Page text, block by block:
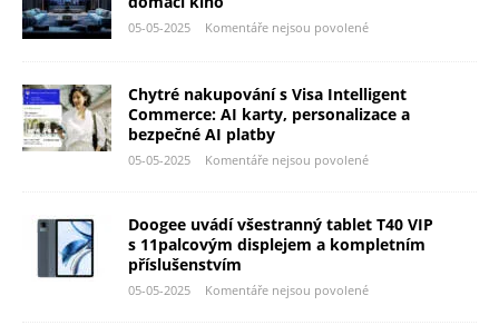
05-05-2025 Komentáře nejsou povolené
Chytré nakupování s Visa Intelligent
Commerce: AI karty, personalizace a
bezpečné AI platby
05-05-2025 Komentáře nejsou povolené
Doogee uvádí všestranný tablet T40 VIP
s 11palcovým displejem a kompletním
příslušenstvím
05-05-2025 Komentáře nejsou povolené